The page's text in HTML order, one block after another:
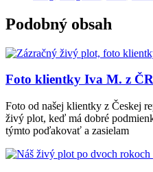
Podobný obsah
Foto klientky Iva M. z ČR
Foto od našej klientky z Českej
živý plot, keď má dobré
týmto poďakovať a zasielam